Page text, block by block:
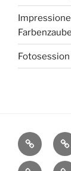
Fotosession
Startseite
Kontakt